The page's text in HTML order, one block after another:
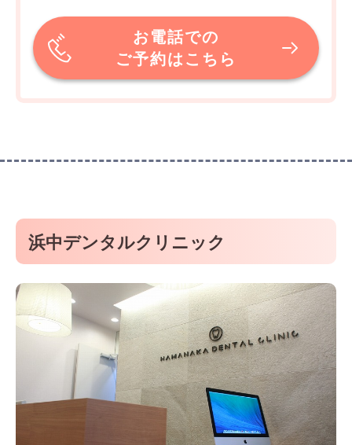
お電話での
ご予約はこちら
浜中デンタルクリニック